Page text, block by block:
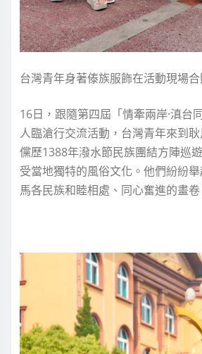
台灣青年身著傣族服飾在活動現場合
16日，跟隨第四屆「情牽兩岸·滇台
人臨滄行交流活動，台灣青年來到
儻歷1388年潑水節民族團結方陣巡
受當地獨特的風俗文化。他們紛紛
馬各民族和睦相處、同心奮進的畫卷